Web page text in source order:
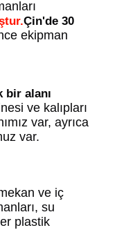
Çin'de 30
ekipman
bir alanı
ve kalıpları
var, ayrıca
var.
ve iç
su
plastik